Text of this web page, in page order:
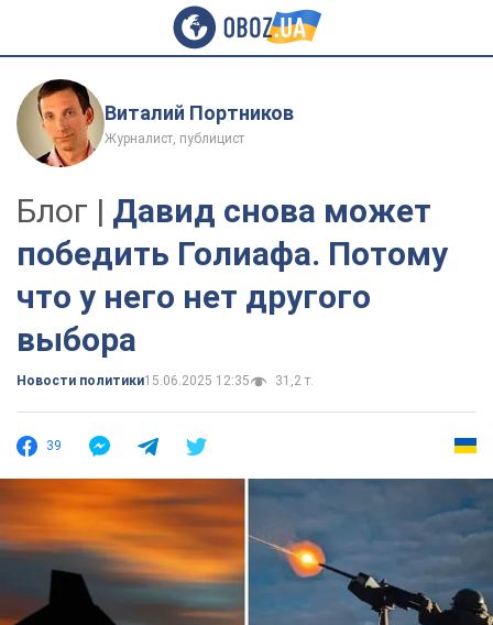
Виталий Портников
Журналист, публицист
Блог | Давид снова может
победить Голиафа. Потому
что у него нет другого
выбора
Новости политики15.06.2025 12:35 31,2 т.
39